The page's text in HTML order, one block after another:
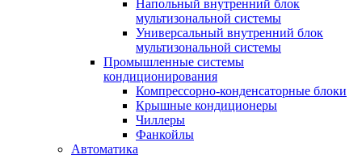
Напольный внутренний блок
мультизональной системы
Универсальный внутренний блок
мультизональной системы
Промышленные системы
кондиционирования
Компрессорно-конденсаторные блоки
Крышные кондиционеры
Чиллеры
Фанкойлы
Автоматика